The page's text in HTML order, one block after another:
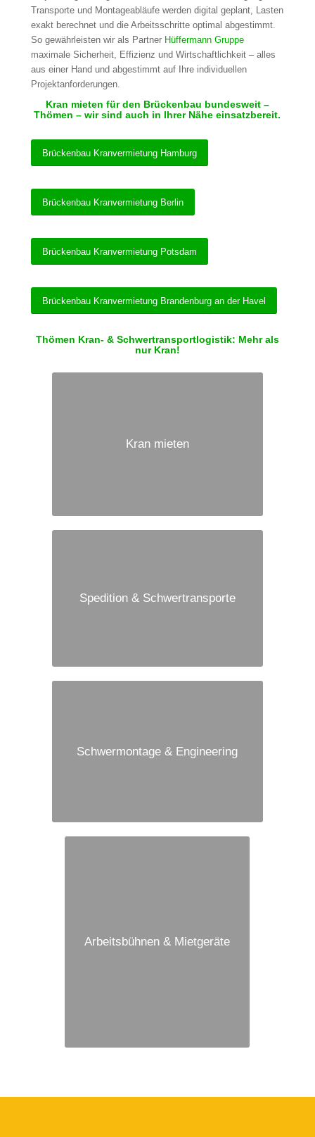
Transporte und Montageabläufe werden digital geplant, Lasten
exakt berechnet und die Arbeitsschritte optimal abgestimmt.
So gewährleisten wir als Partner Hüffermann Gruppe
maximale Sicherheit, Effizienz und Wirtschaftlichkeit – alles
aus einer Hand und abgestimmt auf Ihre individuellen
Projektanforderungen.
Kran mieten für den Brückenbau bundesweit –
Thömen – wir sind auch in Ihrer Nähe einsatzbereit.
Brückenbau Kranvermietung Hamburg
Brückenbau Kranvermietung Berlin
Brückenbau Kranvermietung Potsdam
Brückenbau Kranvermietung Brandenburg an der Havel
Thömen Kran- & Schwertransportlogistik: Mehr als
nur Kran!
Kran mieten
Spedition & Schwertransporte
Schwermontage & Engineering
Arbeitsbühnen & Mietgeräte